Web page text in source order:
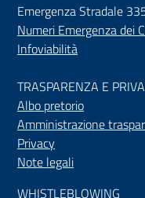
Emergenza Stradale
Numeri Emergenza dei
Infoviabilità
TRASPARENZA E
Albo pretorio
Amministrazione
Privacy
Note legali
WHISTLEBLOWING